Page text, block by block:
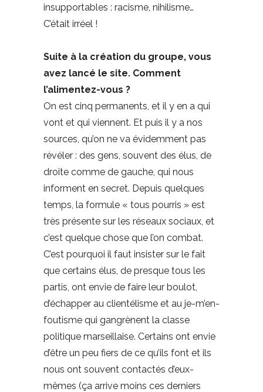
insupportables : racisme, nihilisme…
C’était irréel !
Suite à la création du groupe, vous
avez lancé le site. Comment
l’alimentez-vous ?
On est cinq permanents, et il y en a qui
vont et qui viennent. Et puis il y a nos
sources, qu’on ne va évidemment pas
révéler : des gens, souvent des élus, de
droite comme de gauche, qui nous
informent en secret. Depuis quelques
temps, la formule « tous pourris » est
très présente sur les réseaux sociaux, et
c’est quelque chose que l’on combat.
C’est pourquoi il faut insister sur le fait
que certains élus, de presque tous les
partis, ont envie de faire leur boulot,
d’échapper au clientélisme et au je-m’en-
foutisme qui gangrènent la classe
politique marseillaise. Certains ont envie
d’être un peu fiers de ce qu’ils font et ils
nous ont souvent contactés d’eux-
mêmes (ça arrive moins ces derniers